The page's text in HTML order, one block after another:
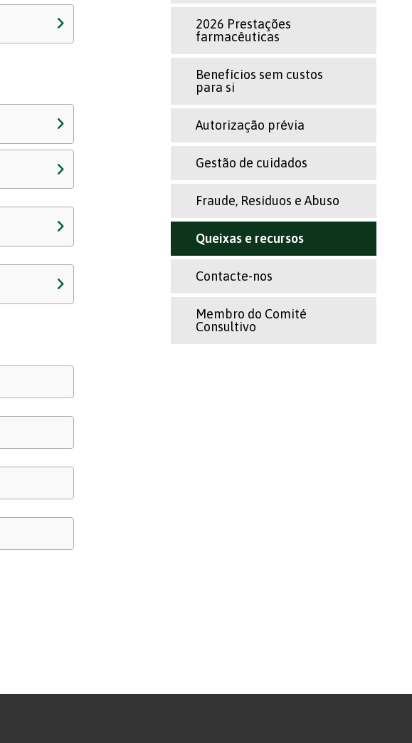
2026 Prestações
farmacêuticas
Benefícios sem custos
para si
Autorização prévia
Gestão de cuidados
Fraude, Resíduos e Abuso
Queixas e recursos
Contacte-nos
Membro do Comité
Consultivo